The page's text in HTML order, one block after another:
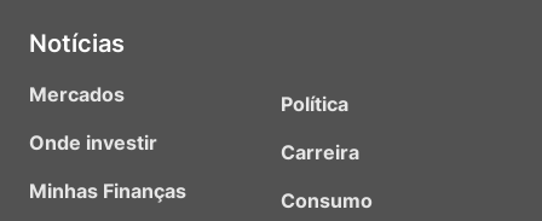
Notícias
Mercados
Onde investir
Minhas Finanças
Política
Carreira
Consumo